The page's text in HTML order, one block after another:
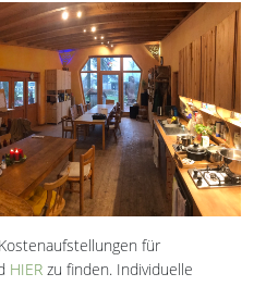
für
HIER zu finden. Individuelle